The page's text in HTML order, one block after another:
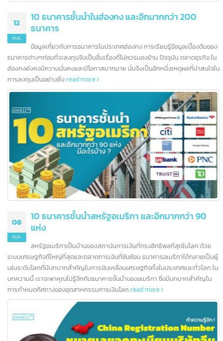
12
ก.ค.
10 ธนาคารชั้นนำในฮ่องกง และอีกมากกว่า 200
ธนาคาร
ข้อมูลเกี่ยวกับการธนาคารในประเทศฮ่องกง การเรียนรู้ข้อมูลเบื้องต้นข
ธนาคารต่างๆก่อนที่จะลงทุนจึงเป็นอื่นเรื่องที่ไม่ควรมองข้าม ปัจจุบัน ตลาดธุรกิจ
ฮ่องกงยังคงมีความมั่นคงและมีโอกาสมากมาย นั่นจึงเป็นอีกหนึ่งเหตุผลที่น่าสนใ
การลงทุนเป็นอย่างยิ่งread more
08
ก.ค.
10 ธนาคารชั้นนำสหรัฐอเมริกา และอีกมากกว่า 90
แห่ง
สหรัฐอเมริกาเป็นบ้านของสถาบันการเงินที่ทรงอิทธิพลที่สุดในโลก ด้วย
ระบบเศรษฐกิจที่ใหญ่ที่สุดและตลาดการเงินที่ซับซ้อน ธนาคารอเมริกาได้กลายเป็
เล่นระดับโลกที่มีบทบาทสำคัญในการขับเคลื่อนเศรษฐกิจทั้งในประเทศและทั่วโลก